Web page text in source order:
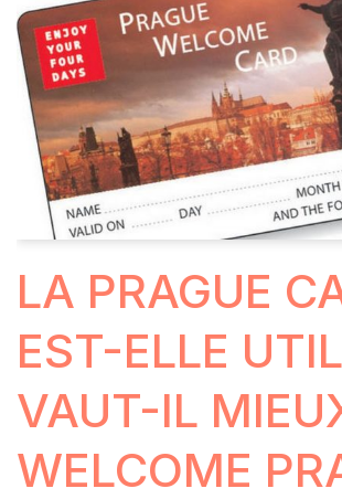
LA PRAGUE
EST-ELLE
VAUT-IL
WELCOME